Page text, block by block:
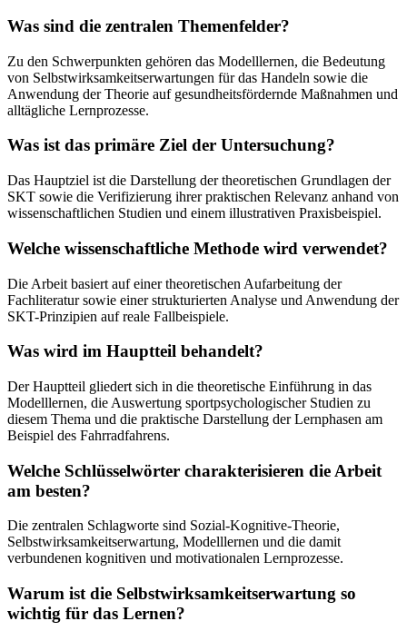
Was sind die zentralen Themenfelder?
Zu den Schwerpunkten gehören das Modelllernen, die Bedeutung
von Selbstwirksamkeitserwartungen für das Handeln sowie die
Anwendung der Theorie auf gesundheitsfördernde Maßnahmen und
alltägliche Lernprozesse.
Was ist das primäre Ziel der Untersuchung?
Das Hauptziel ist die Darstellung der theoretischen Grundlagen der
SKT sowie die Verifizierung ihrer praktischen Relevanz anhand von
wissenschaftlichen Studien und einem illustrativen Praxisbeispiel.
Welche wissenschaftliche Methode wird verwendet?
Die Arbeit basiert auf einer theoretischen Aufarbeitung der
Fachliteratur sowie einer strukturierten Analyse und Anwendung der
SKT-Prinzipien auf reale Fallbeispiele.
Was wird im Hauptteil behandelt?
Der Hauptteil gliedert sich in die theoretische Einführung in das
Modelllernen, die Auswertung sportpsychologischer Studien zu
diesem Thema und die praktische Darstellung der Lernphasen am
Beispiel des Fahrradfahrens.
Welche Schlüsselwörter charakterisieren die Arbeit
am besten?
Die zentralen Schlagworte sind Sozial-Kognitive-Theorie,
Selbstwirksamkeitserwartung, Modelllernen und die damit
verbundenen kognitiven und motivationalen Lernprozesse.
Warum ist die Selbstwirksamkeitserwartung so
wichtig für das Lernen?